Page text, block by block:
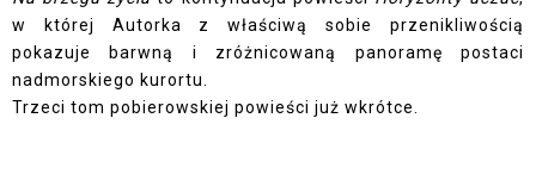
w której Autorka z właściwą sobie przenikliwością
pokazuje barwną i zróżnicowaną panoramę postaci
nadmorskiego kurortu.
Trzeci tom pobierowskiej powieści już wkrótce.